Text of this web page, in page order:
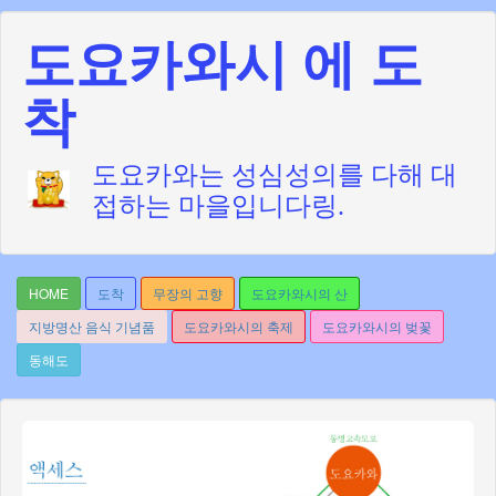
도요카와시 에 도
착
도요카와는 성심성의를 다해 대
접하는 마을입니다링.
HOME 도착 무장의 고향
도요카와시의 산
지방명산 음식 기념품
도요카와시의 축제
도요카와시의 벚꽃
동해도